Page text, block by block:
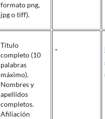
formato png,
jpg o tiff).
Título
completo (10
palabras
máximo).
Nombres y
apellidos
completos.
Afiliación
-